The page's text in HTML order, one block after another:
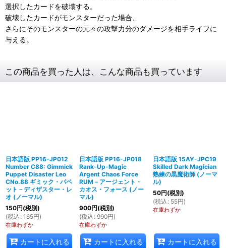
選択したカードを破壊する。
破壊したカードがモンスターだった場合、
さらにそのモンスターの元々の攻撃力分のダメージを相手ライフに
与える。
この商品を買った人は、こんな商品も買っています
日本語版 PP16-JP012
Number C88: Gimmick
Puppet Disaster Leo
CNo.88 ギミック・パペ
ット－ディザスター・レ
オ (ノーマル)
150円(税別)
(税込 : 165円)
在庫わずか
カートに入れる
日本語版 PP16-JP018
Rank-Up-Magic
Argent Chaos Force
RUM－アージェント・
カオス・フォース (ノー
マル)
900円(税別)
(税込 : 990円)
在庫わずか
カートに入れる
日本語版 15AY-JPC19
Skilled Dark Magician
熟練の黒魔術師 (ノーマ
ル)
50円(税別)
(税込 : 55円)
在庫わずか
カートに入れる